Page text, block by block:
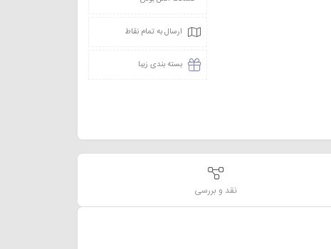
ارسال به تمام نقاط
بسته بندی زیبا
نقد و بررسی